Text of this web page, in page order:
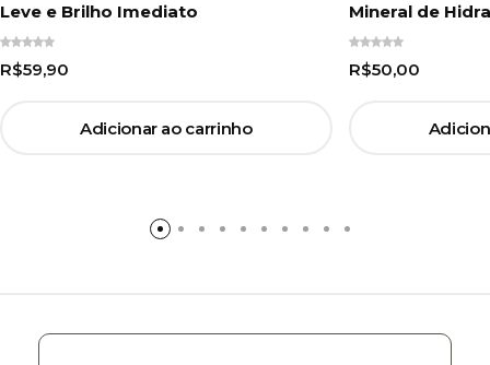
Leve e Brilho Imediato
R$59,90
Adicionar ao carrinho
Mineral de
R$50,00